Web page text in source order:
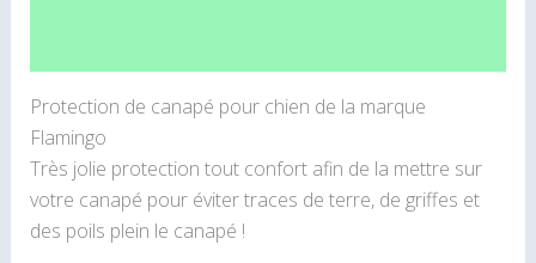
Protection de canapé pour chien de la marque
Flamingo
Très jolie protection tout confort afin de la mettre sur
votre canapé pour éviter traces de terre, de griffes et
des poils plein le canapé !